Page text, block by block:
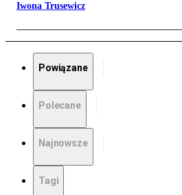
Iwona Trusewicz
Powiązane
Polecane
Najnowsze
Tagi